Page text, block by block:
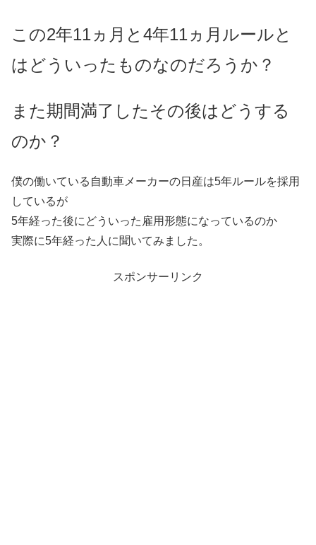
この2年11ヵ月と4年11ヵ月ルールと
はどういったものなのだろうか？
また期間満了したその後はどうする
のか？
僕の働いている自動車メーカーの日産は5年ルールを採用
しているが
5年経った後にどういった雇用形態になっているのか
実際に5年経った人に聞いてみました。
スポンサーリンク